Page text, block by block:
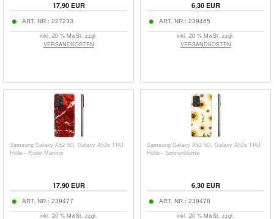
17,90 EUR
ART. NR.: 227233
inkl. 20 % MwSt. zzgl.
VERSANDKOSTEN
6,30 EUR
ART. NR.: 239465
inkl. 20 % MwSt. zzgl.
VERSANDKOSTEN
Samsung Galaxy A52 5G, Galaxy A52s TPU
Hülle - Roter Marmor
17,90 EUR
ART. NR.: 239477
inkl. 20 % MwSt. zzgl.
Samsung Galaxy A52 5G, Galaxy A52s TPU
Hülle - Sonnenblume
6,30 EUR
ART. NR.: 239478
inkl. 20 % MwSt. zzgl.